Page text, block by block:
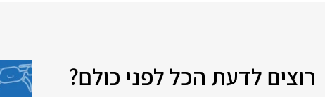
רוצים לדעת הכל לפני כולם?